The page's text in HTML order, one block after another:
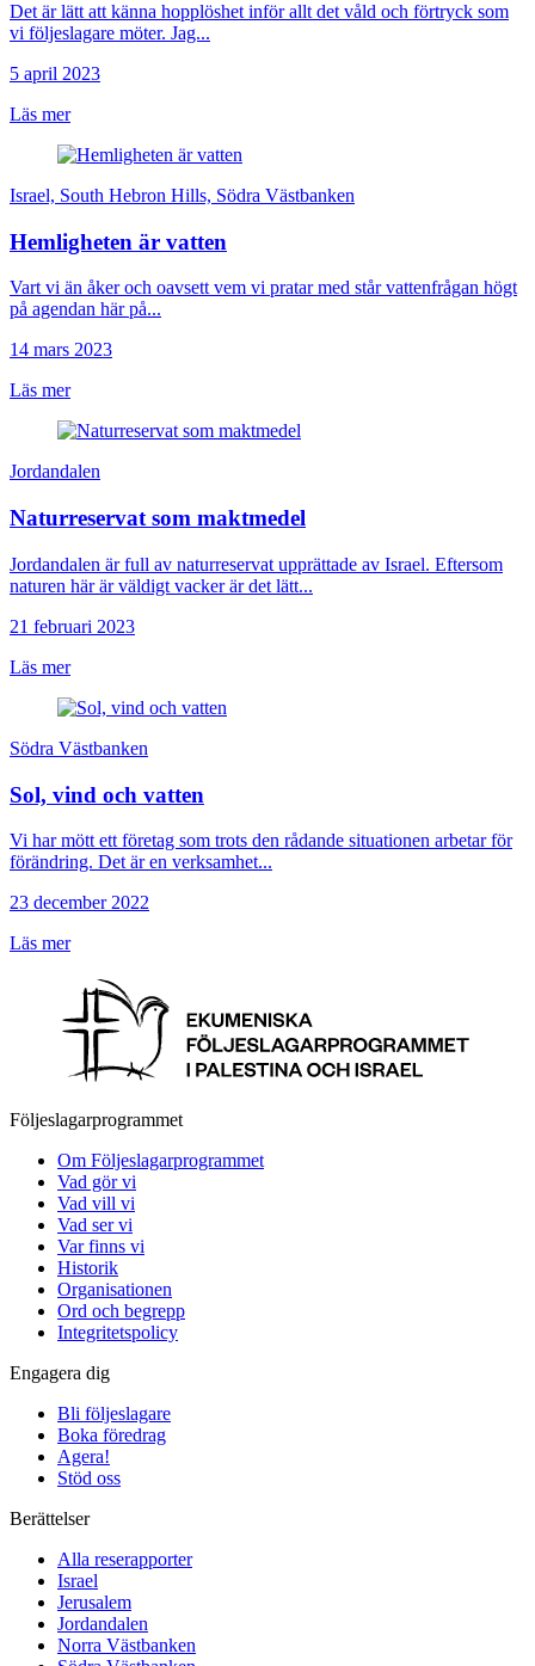
Det är lätt att känna hopplöshet inför allt det våld och förtryck som
vi följeslagare möter. Jag...
5 april 2023
Läs mer
Israel, South Hebron Hills, Södra Västbanken
Hemligheten är vatten
Vart vi än åker och oavsett vem vi pratar med står vattenfrågan högt
på agendan här på...
14 mars 2023
Läs mer
Jordandalen
Naturreservat som maktmedel
Jordandalen är full av naturreservat upprättade av Israel. Eftersom
naturen här är väldigt vacker är det lätt...
21 februari 2023
Läs mer
Södra Västbanken
Sol, vind och vatten
Vi har mött ett företag som trots den rådande situationen arbetar för
förändring. Det är en verksamhet...
23 december 2022
Läs mer
Följeslagarprogrammet
Om Följeslagarprogrammet
Vad gör vi
Vad vill vi
Vad ser vi
Var finns vi
Historik
Organisationen
Ord och begrepp
Integritetspolicy
Engagera dig
Bli följeslagare
Boka föredrag
Agera!
Stöd oss
Berättelser
Alla reserapporter
Israel
Jerusalem
Jordandalen
Norra Västbanken